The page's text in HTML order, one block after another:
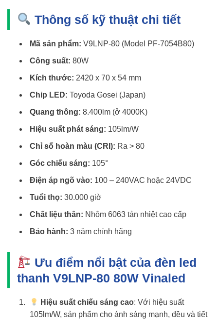
Thông số kỹ thuật chi tiết
Mã sản phẩm: V9LNP-80 (Model PF-7054B80)
Công suất: 80W
Kích thước: 2420 x 70 x 54 mm
Chip LED: Toyoda Gosei (Japan)
Quang thông: 8.400lm (ở 4000K)
Hiệu suất phát sáng: 105lm/W
Chỉ số hoàn màu (CRI): Ra > 80
Góc chiếu sáng: 105°
Điện áp ngõ vào: 100 – 240VAC hoặc 24VDC
Tuổi thọ: 30.000 giờ
Chất liệu thân: Nhôm 6063 tản nhiệt cao cấp
Bảo hành: 3 năm chính hãng
Ưu điểm nổi bật của đèn led
thanh V9LNP-80 80W Vinaled
Hiệu suất chiếu sáng cao: Với hiệu suất
105lm/W, sản phẩm cho ánh sáng mạnh, đều và tiết